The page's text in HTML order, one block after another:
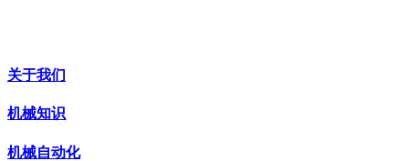
关于我们
机械知识
机械自动化